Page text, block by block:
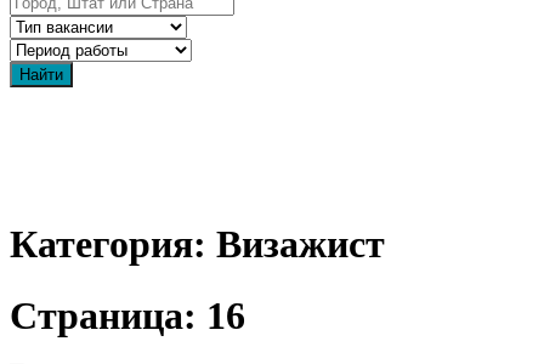
Категория: Визажист
Страница: 16